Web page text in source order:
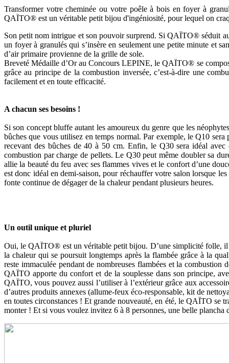
Transformer votre cheminée ou votre poêle à bois en foyer à
QAÏTO® est un véritable petit bijou d'ingéniosité, pour lequel on
Son petit nom intrigue et son pouvoir surprend. Si QAÏTO® séduit
un foyer à granulés qui s’insère en seulement une petite minute et
d’air primaire provienne de la grille de sole.
Breveté Médaille d’Or au Concours LEPINE, le QAÏTO® se
grâce au principe de la combustion inversée, c’est-à-dire une
facilement et en toute efficacité.
A chacun ses besoins !
Si son concept bluffe autant les amoureux du genre que les
bûches que vous utilisez en temps normal. Par exemple, le Q10
recevant des bûches de 40 à 50 cm. Enfin, le Q30 sera idéal
combustion par charge de pellets. Le Q30 peut même doubler sa
allie la beauté du feu avec ses flammes vives et le confort d’une
est donc idéal en demi-saison, pour réchauffer votre salon lorsque
fonte continue de dégager de la chaleur pendant plusieurs heures.
Un outil unique et pluriel
Oui, le QAÏTO® est un véritable petit bijou. D’une simplicité folle, il
la chaleur qui se poursuit longtemps après la flambée grâce à la
reste immaculée pendant de nombreuses flambées et la
QAÏTO apporte du confort et de la souplesse dans son principe,
QAÏTO, vous pouvez aussi l’utiliser à l’extérieur grâce aux
d’autres produits annexes (allume-feux éco-responsable, kit de
en toutes circonstances ! Et grande nouveauté, en été, le QAÏTO se
monter ! Et si vous voulez invitez 6 à 8 personnes, une belle plancha